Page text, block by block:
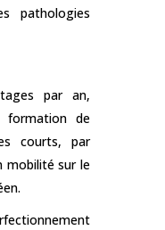
pathologies
par an,
formation de
courts, par
mobilité sur le